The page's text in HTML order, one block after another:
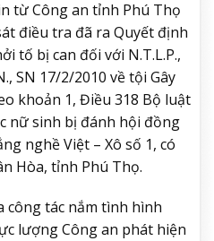
từ Công an tỉnh Phú Thọ
điều tra đã ra Quyết định
tố bị can đối với N.T.L.P.,
SN 17/2/2010 về tội Gây
khoản 1, Điều 318 Bộ luật
nữ sinh bị đánh hội đồng
nghề Việt – Xô số 1, có
Hòa, tỉnh Phú Thọ.
công tác nắm tình hình
lượng Công an phát hiện